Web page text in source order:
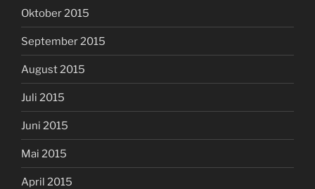
Oktober 2015
September 2015
August 2015
Juli 2015
Juni 2015
Mai 2015
April 2015